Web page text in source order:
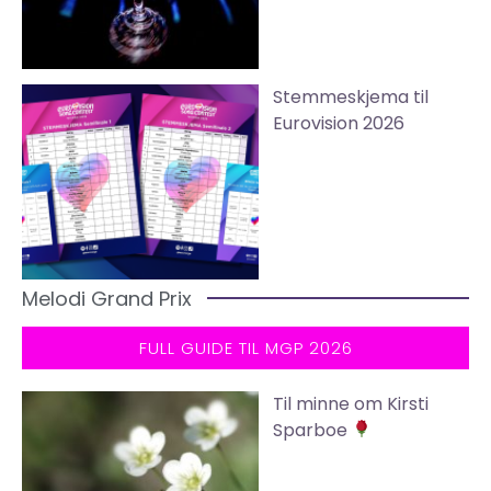
Stemmeskjema til
Eurovision 2026
Melodi Grand Prix
FULL GUIDE TIL MGP 2026
Til minne om Kirsti
Sparboe